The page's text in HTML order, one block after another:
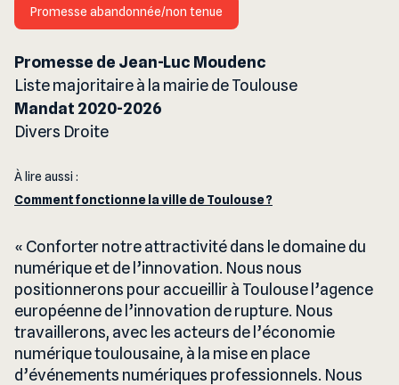
Promesse abandonnée/non tenue
Promesse de Jean-Luc Moudenc
Liste majoritaire à la mairie de Toulouse
Mandat 2020-2026
Divers Droite
À lire aussi :
Comment fonctionne la ville de Toulouse ?
Conforter notre attractivité dans le domaine du
numérique et de l’innovation. Nous nous
positionnerons pour accueillir à Toulouse l’agence
européenne de l’innovation de rupture. Nous
travaillerons, avec les acteurs de l’économie
numérique toulousaine, à la mise en place
d’événements numériques professionnels. Nous